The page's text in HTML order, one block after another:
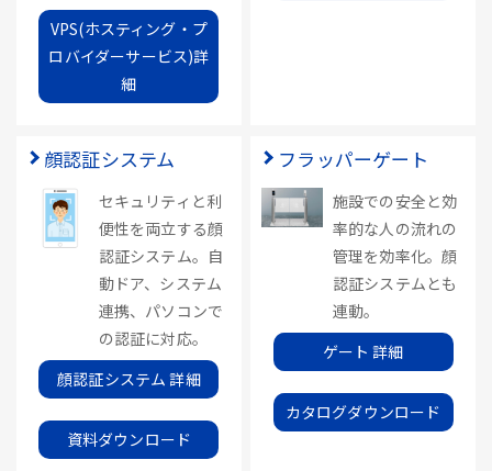
VPS(ホスティング・プ
ロバイダーサービス)詳
細
顔認証システム
セキュリティと利
便性を両立する顔
認証システム。自
動ドア、システム
連携、パソコンで
の認証に対応。
顔認証システム 詳細
資料ダウンロード
フラッパーゲート
施設での安全と効
率的な人の流れの
管理を効率化。顔
認証システムとも
連動。
ゲート 詳細
カタログダウンロード